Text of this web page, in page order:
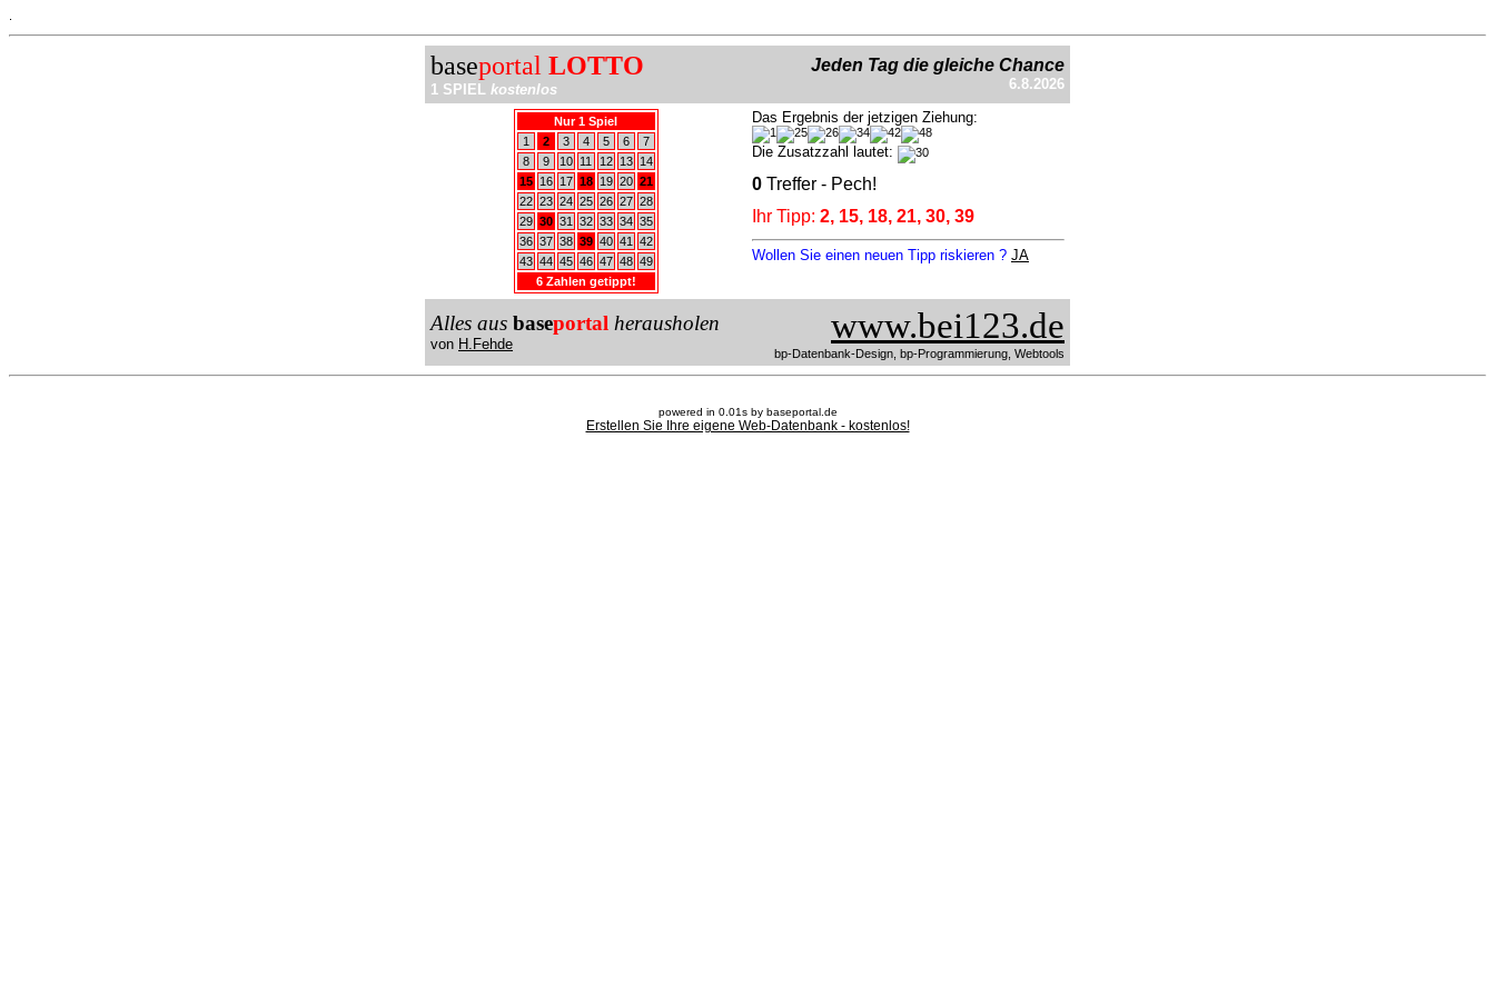
baseportal LOTTO
1 SPIEL kostenlos
Jeden Tag die gleiche Chance
6.8.2026
Nur 1 Spiel
1
2 3 4 5 6
7
8
9 10 11 12 13
14
15
16 17 18 19 20 21
22 23 24 25 26 27 28
29 30 31 32 33 34 35
36 37 38 39 40 41
42
43 44 45 46 47 48 49
6 Zahlen getippt!
Das Ergebnis der jetzigen Ziehung:
Die Zusatzzahl lautet:
0 Treffer - Pech!
Ihr Tipp: 2, 15, 18, 21, 30, 39
Wollen Sie einen neuen Tipp riskieren ? JA
Alles aus baseportal herausholen
von H.Fehde www.bei123.de
bp-Datenbank-Design, bp-Programmierung, Webtools
powered in 0.01s by baseportal.de
Erstellen Sie Ihre eigene Web-Datenbank - kostenlos!